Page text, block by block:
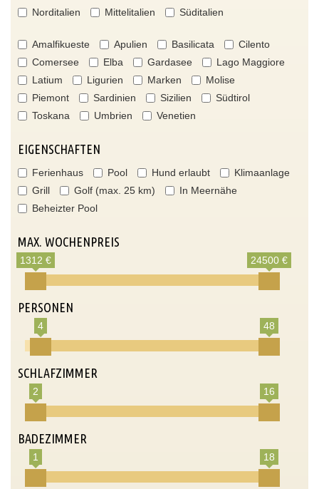
Norditalien Mittelitalien Süditalien
Amalfikueste Apulien Basilicata
Cilento
Comersee
Elba Gardasee
Lago Maggiore
Latium
Ligurien Marken
Molise
Piemont
Sardinien Sizilien
Südtirol
Toskana
Umbrien Venetien
EIGENSCHAFTEN
Ferienhaus Pool Hund erlaubt
Klimaanlage
Grill
Golf (max. 25 km)
In Meernähe
Beheizter Pool
MAX. WOCHENPREIS
1312 € 24500 €
PERSONEN
4 48
SCHLAFZIMMER
2 16
BADEZIMMER
1 18